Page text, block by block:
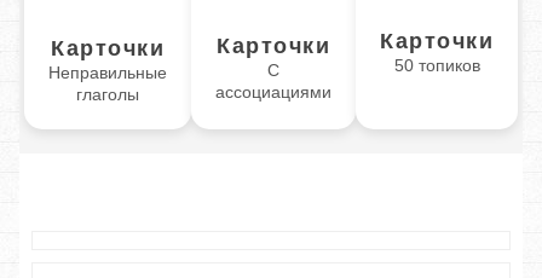
Карточки
Неправильные
глаголы
Карточки
С
ассоциациями
Карточки
50 топиков